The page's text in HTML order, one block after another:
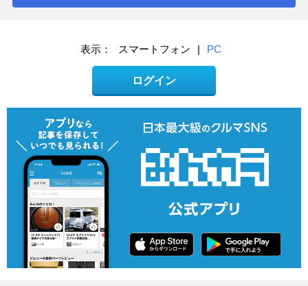
表示： スマートフォン | PC
ログイン